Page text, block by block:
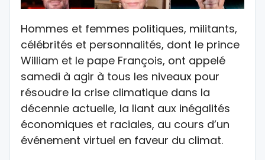
Hommes et femmes politiques, militants,
célébrités et personnalités, dont le prince
William et le pape François, ont appelé
samedi à agir à tous les niveaux pour
résoudre la crise climatique dans la
décennie actuelle, la liant aux inégalités
économiques et raciales, au cours d’un
événement virtuel en faveur du climat.